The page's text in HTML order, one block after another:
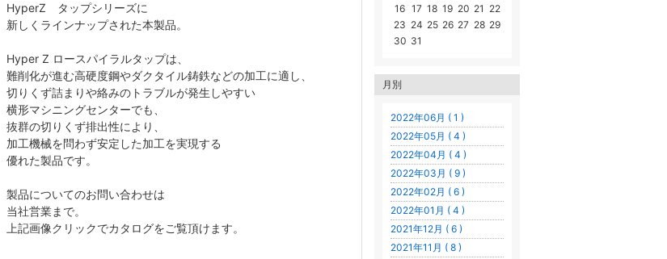
HyperZ タップシリーズに
新しくラインナップされた本製品。
Hyper Z ロースパイラルタップは、
難削化が進む高硬度鋼やダクタイル鋳鉄などの加工に適し、
切りくず詰まりや絡みのトラブルが発生しやすい
横形マシニングセンターでも、
抜群の切りくず排出性により、
加工機械を問わず安定した加工を実現する
優れた製品です。
製品についてのお問い合わせは
当社営業まで。
上記画像クリックでカタログをご覧頂けます。
16 17 18 19 20 21 22
23 24 25 26 27 28 29
30 31
月別
2022年06月 ( 1 )
2022年05月 ( 4 )
2022年04月 ( 4 )
2022年03月 ( 9 )
2022年02月 ( 6 )
2022年01月 ( 4 )
2021年12月 ( 6 )
2021年11月 ( 8 )